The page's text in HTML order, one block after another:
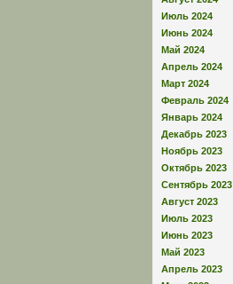
Июль 2024
Июнь 2024
Май 2024
Апрель 2024
Март 2024
Февраль 2024
Январь 2024
Декабрь 2023
Ноябрь 2023
Октябрь 2023
Сентябрь 2023
Август 2023
Июль 2023
Июнь 2023
Май 2023
Апрель 2023